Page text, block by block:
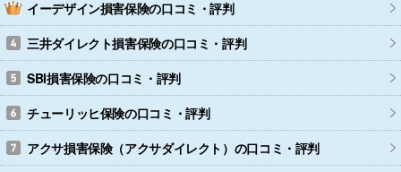
イーデザイン損害保険の口コミ・評判
三井ダイレクト損害保険の口コミ・評判
SBI損害保険の口コミ・評判
チューリッヒ保険の口コミ・評判
アクサ損害保険（アクサダイレクト） の口コミ・評判